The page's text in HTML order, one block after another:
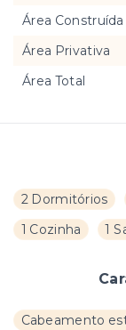
2 Dormitórios
1 Cozinha
1
Cabeamento
Área Construída
Área Privativa
Área Total